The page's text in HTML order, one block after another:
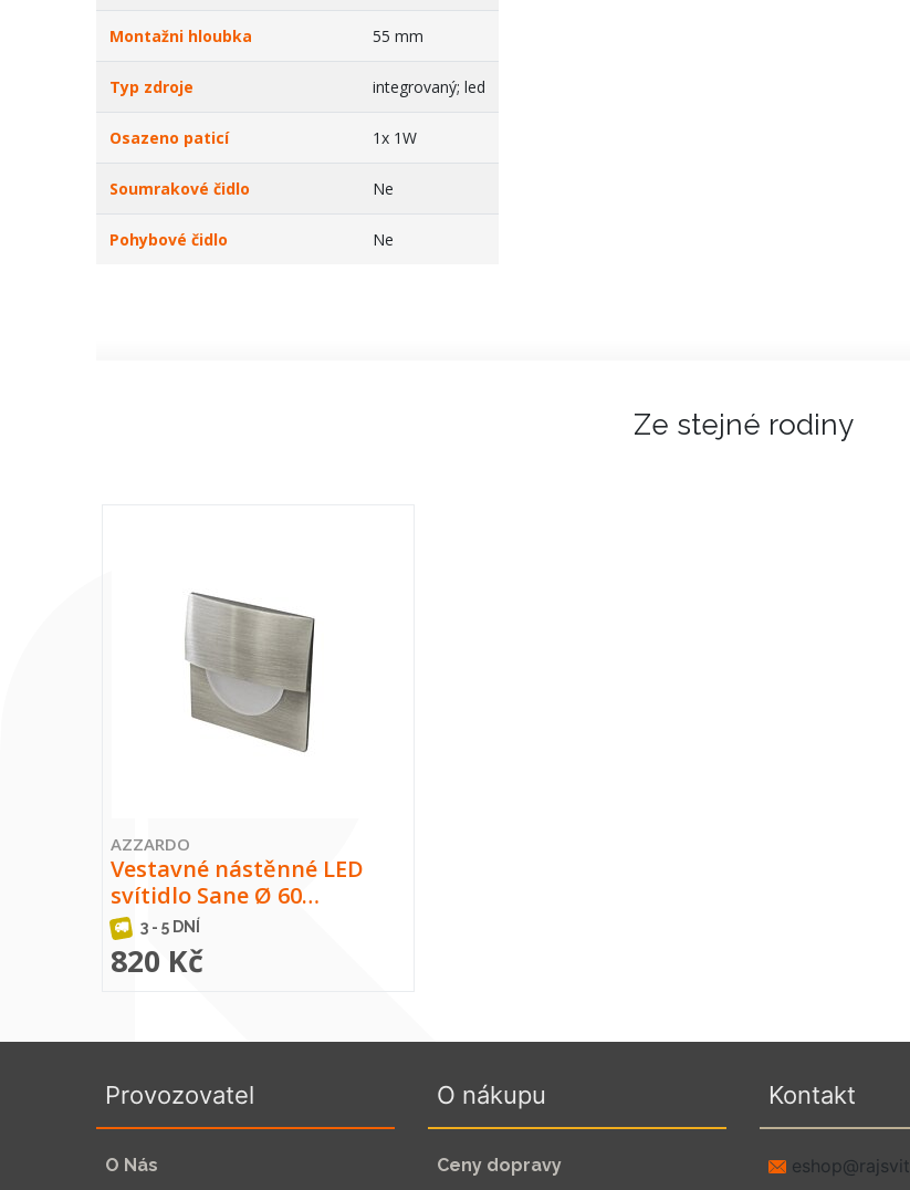
Montažni hloubka 55 mm
Typ zdroje integrovaný; led
Osazeno paticí 1x 1W
Soumrakové čidlo Ne
Pohybové čidlo Ne
Ze stejné rodiny
AZZARDO
Vestavné nástěnné LED
svítidlo Sane Ø 60…
3 - 5 DNÍ
820 Kč
Provozovatel
O Nás
O nákupu
Ceny dopravy
Kontakt